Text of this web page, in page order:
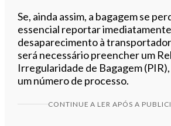
Se, ainda assim, a bagagem se
essencial reportar
desaparecimento à
será necessário preencher um
Irregularidade de Bagagem
um número de processo.
CONTINUE A LER APÓS A